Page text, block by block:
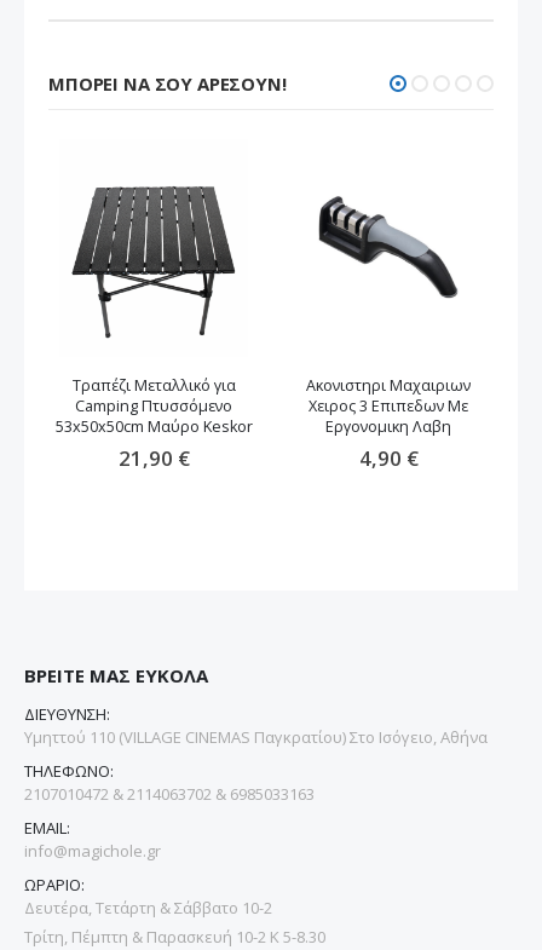
ΜΠΟΡΕΊ ΝΑ ΣΟΥ ΑΡΈΣΟΥΝ!
Τραπέζι Μεταλλικό για
Camping Πτυσσόμενο
53x50x50cm Μαύρο Keskor
21,90 €
Ακονιστηρι Μαχαιριων
Χειρος 3 Επιπεδων Με
Εργονομικη Λαβη
4,90 €
ΒΡΕΙΤΕ ΜΑΣ ΕΥΚΟΛΑ
ΔΙΕΥΘΥΝΣΗ:
Υμηττού 110 (VILLAGE CINEMAS Παγκρατίου) Στο Ισόγειο, Αθήνα
ΤΗΛΕΦΩΝΟ:
2107010472 & 2114063702 & 6985033163
EMAIL:
info@magichole.gr
ΩΡΑΡΙΟ:
Δευτέρα, Τετάρτη & Σάββατο 10-2
Τρίτη, Πέμπτη & Παρασκευή 10-2 Κ 5-8.30